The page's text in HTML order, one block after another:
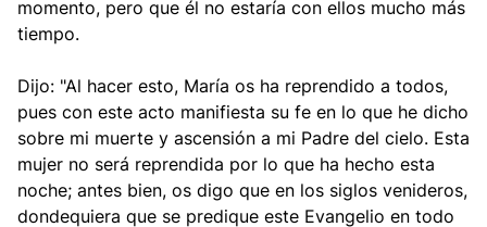
momento, pero que él no estaría con ellos mucho más
tiempo.
Dijo: "Al hacer esto, María os ha reprendido a todos,
pues con este acto manifiesta su fe en lo que he dicho
sobre mi muerte y ascensión a mi Padre del cielo. Esta
mujer no será reprendida por lo que ha hecho esta
noche; antes bien, os digo que en los siglos venideros,
dondequiera que se predique este Evangelio en todo